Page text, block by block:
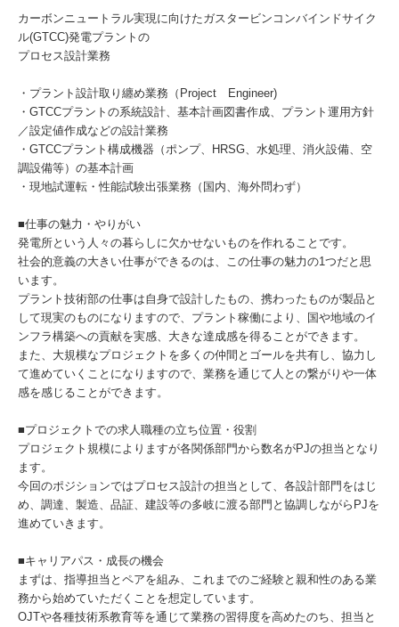
カーボンニュートラル実現に向けたガスタービンコンバインドサイク
ル(GTCC)発電プラントの
プロセス設計業務
・プラント設計取り纏め業務（Project Engineer)
・GTCCプラントの系統設計、基本計画図書作成、プラント運用方針
／設定値作成などの設計業務
・GTCCプラント構成機器（ポンプ、HRSG、水処理、消火設備、空
調設備等）の基本計画
・現地試運転・性能試験出張業務（国内、海外問わず）
■仕事の魅力・やりがい
発電所という人々の暮らしに欠かせないものを作れることです。
社会的意義の大きい仕事ができるのは、この仕事の魅力の1つだと思
います。
プラント技術部の仕事は自身で設計したもの、携わったものが製品と
して現実のものになりますので、プラント稼働により、国や地域のイ
ンフラ構築への貢献を実感、大きな達成感を得ることができます。
また、大規模なプロジェクトを多くの仲間とゴールを共有し、協力し
て進めていくことになりますので、業務を通じて人との繋がりや一体
感を感じることができます。
■プロジェクトでの求人職種の立ち位置・役割
プロジェクト規模によりますが各関係部門から数名がPJの担当となり
ます。
今回のポジションではプロセス設計の担当として、各設計部門をはじ
め、調達、製造、品証、建設等の多岐に渡る部門と協調しながらPJを
進めていきます。
■キャリアパス・成長の機会
まずは、指導担当とペアを組み、これまでのご経験と親和性のある業
務から始めていただくことを想定しています。
OJTや各種技術系教育等を通じて業務の習得度を高めたのち、担当と